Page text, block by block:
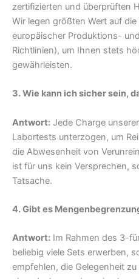
zertifizierten und überprüften
Wir legen größten Wert auf
europäischer Produktions-
Richtlinien), um Ihnen stets
gewährleisten.
3. Wie kann ich sicher sein,
Antwort: Jede Charge
Labortests unterzogen, um
die Abwesenheit von
ist für uns kein Versprechen,
Tatsache.
4. Gibt es
Antwort: Im Rahmen des 3-
beliebig viele Sets erwerben,
empfehlen, die Gelegenheit